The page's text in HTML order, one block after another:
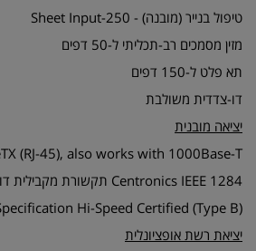
טיפול בנייר (מובנה) - 250-Sheet Input
מזין מסמכים רב-תכליתי ל-50 דפים
תא פלט ל-150 דפים
דו-צדדית משולבת
יציאה מובנית
(RJ-45), also works with 1000Base-T
Centronics IEEE 1284 תקשורת מקבילית דו-כיוונית
Hi-Speed Certified (Type B)
יציאת רשת אופציונלית